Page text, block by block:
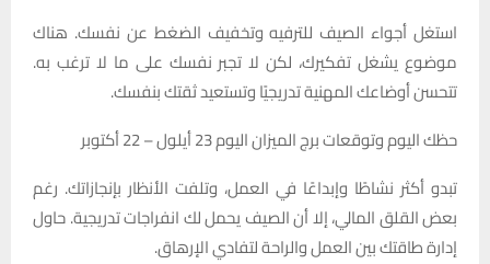
استغل أجواء الصيف للترفيه وتخفيف الضغط عن نفسك. هناك
موضوع يشغل تفكيرك، لكن لا تجبر نفسك على ما لا ترغب به.
تتحسن أوضاعك المهنية تدريجيًا وتستعيد ثقتك بنفسك.
حظك اليوم وتوقعات برج الميزان اليوم 23 أيلول – 22 أکتوبر
تبدو أكثر نشاطًا وإبداعًا في العمل، وتلفت الأنظار بإنجازاتك. رغم
بعض القلق المالي، إلا أن الصيف يحمل لك انفراجات تدريجية. حاول
إدارة طاقتك بين العمل والراحة لتفادي الإرهاق.